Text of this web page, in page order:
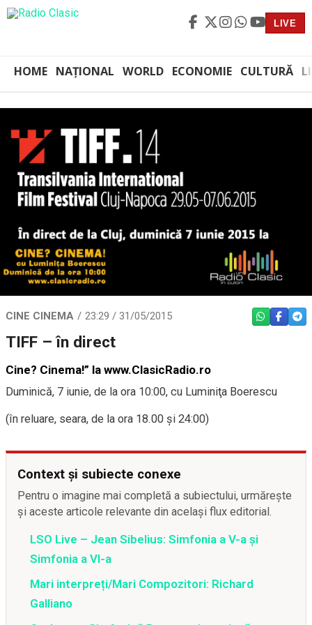
LIVE
HOME NAȚIONAL WORLD ECONOMIE CULTURĂ
CINE CINEMA 23:29 / 31/05/2015 WHATSAPP
TIFF – în direct
Cine? Cinema!” la www.ClasicRadio.ro
Duminică, 7 iunie, de la ora 10:00, cu Luminiţa Boerescu
(în reluare, seara, de la ora 18.00 şi 24:00)
Context și subiecte conexe
Pentru o imagine mai completă a subiectului, urmărește
și aceste articole relevante din același flux editorial.
LSO Live – Jean Sibelius: Simfonia a V-a și
Simfonia a VI-a
Mari interpreți/Mari Compozitori: Richard
Galliano